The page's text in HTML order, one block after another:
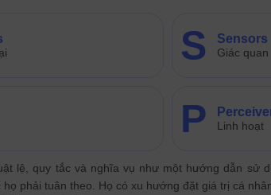
S Sensors
Giác quan
P Linh hoạt
lệ, quy tắc và nghĩa vụ như một hướng dẫn sử
họ phải tuân theo. Họ có xu hướng đặt giá trị cá